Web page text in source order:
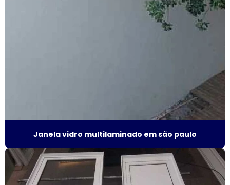
Fábrica de janela de alumínio sobreposta
Fábrica de janela anti ruído
Fábrica de janela antirruído em são paulo
Janela vidro multilaminado em são paulo